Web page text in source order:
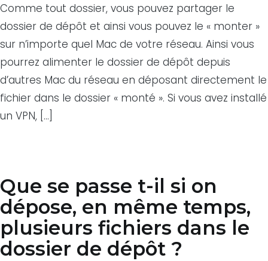
Comme tout dossier, vous pouvez partager le
dossier de dépôt et ainsi vous pouvez le « monter »
sur n’importe quel Mac de votre réseau. Ainsi vous
pourrez alimenter le dossier de dépôt depuis
d’autres Mac du réseau en déposant directement le
fichier dans le dossier « monté ». Si vous avez installé
un VPN, […]
Que se passe t-il si on
dépose, en même temps,
plusieurs fichiers dans le
dossier de dépôt ?